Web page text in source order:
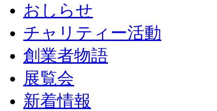
おしらせ
チャリティー活動
創業者物語
展覧会
新着情報